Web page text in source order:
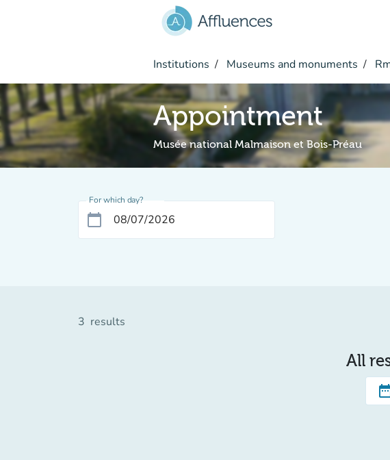
Institutions Museums and monuments
Appointment
Musée national Malmaison et Bois-Préau
For which day?
calendar_today
3 results
All